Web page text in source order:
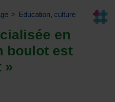
> Education, culture
en
boulot est
»